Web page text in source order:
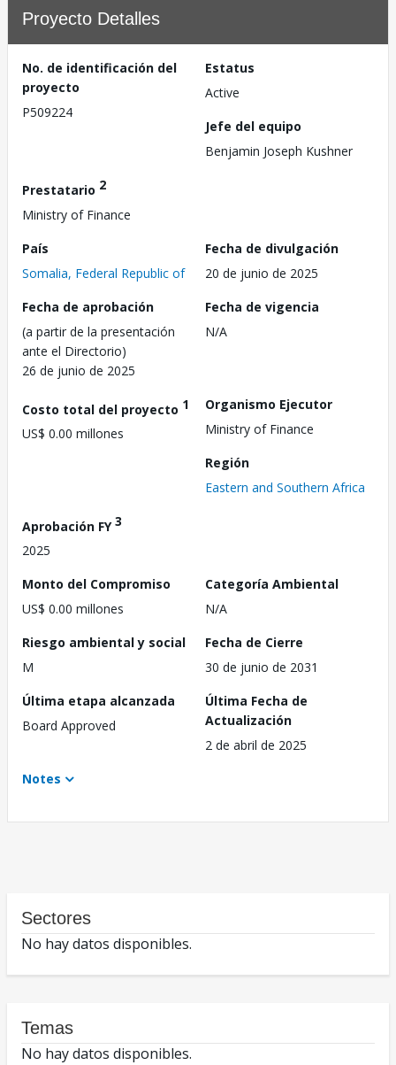
Proyecto Detalles
No. de identificación del
proyecto
P509224
Estatus
Active
Jefe del equipo
Benjamin Joseph Kushner
Prestatario 2
Ministry of Finance
País
Somalia, Federal Republic of
Fecha de divulgación
20 de junio de 2025
Fecha de aprobación
(a partir de la presentación
ante el Directorio)
26 de junio de 2025
Fecha de vigencia
N/A
Costo total del proyecto 1
US$ 0.00 millones
Organismo Ejecutor
Ministry of Finance
Región
Eastern and Southern Africa
Aprobación FY3
2025
Monto del Compromiso
US$ 0.00 millones
Categoría Ambiental
N/A
Riesgo ambiental y social
M
Fecha de Cierre
30 de junio de 2031
Última etapa alcanzada
Board Approved
Última Fecha de
Actualización
2 de abril de 2025
Notes
Sectores
No hay datos disponibles.
Temas
No hay datos disponibles.